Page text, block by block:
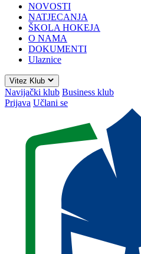
NOVOSTI
NATJECANJA
ŠKOLA HOKEJA
O NAMA
DOKUMENTI
Ulaznice
Vitez Klub
Navijački klub Business klub
Prijava Učlani se